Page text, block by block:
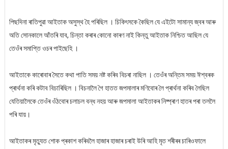
পিছদিনা ৰাতিপুৱা আইতাক অসুস্থ হৈ পৰিছিল । চিকিৎসকে কৈছিল যে এইটো সামান্য জ্বৰ আৰু
অতি সোনকালে আঁতৰি যাব, চিন্তা কৰাৰ কোনো কাৰণ নাই কিন্তু আইতাক নিশ্চিত আছিল যে
তেওঁৰ সমাপ্তি ওচৰ পাইছেহি ।
আইতাকে কাৰোবাৰ সৈতে কথা পাতি সময় নষ্ট কৰিব বিচৰা নাছিল । তেওঁৰ অন্তিম সময় ঈশ্বৰক
প্ৰাৰ্থনা কৰি কটাব বিচাৰিছিল । বিচনালৈ গৈ হাতত জপমালাৰ মণিবোৰ লৈ প্ৰাৰ্থনা কৰিব লৈছিল
যেতিয়ালৈকে তেওঁৰ ওঁঠবোৰ চলাচল বন্ধ নহয় আৰু জপমালা আইতাকৰ নিষ্প্ৰাণ হাতৰ পৰা তললৈ
পৰি যায়।
আইতাকৰ মৃত্যুত শোক প্ৰকাশ কৰিবলৈ হাজাৰ হাজাৰ চৰাই উৰি আহি মৃত শৰীৰৰ চাৰিওফালে